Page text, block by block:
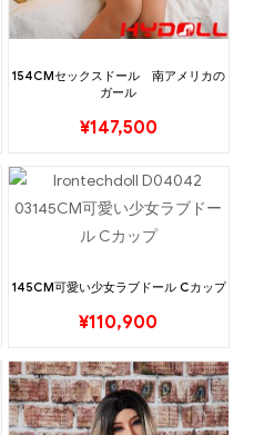
154CMセックスドール 南アメリカの
ガール
¥147,500
145CM可愛い少女ラブドール Cカップ
¥110,900